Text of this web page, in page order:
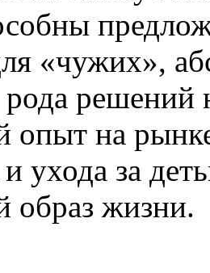
«чужих»,
рода решений
опыт на
ухода за
образ жизни.